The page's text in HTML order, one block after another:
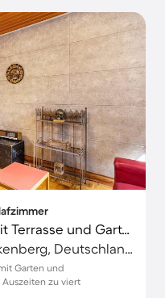
Schöne Ferienwohnung mit Terrasse und Garten
Korbach, Waldeck-Frankenberg, Deutschland
Garten und
zu viert